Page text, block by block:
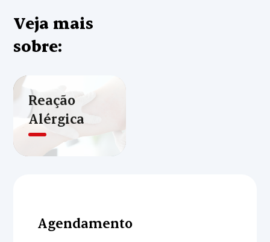
Veja mais
sobre:
Reação
Alérgica
Agendamento